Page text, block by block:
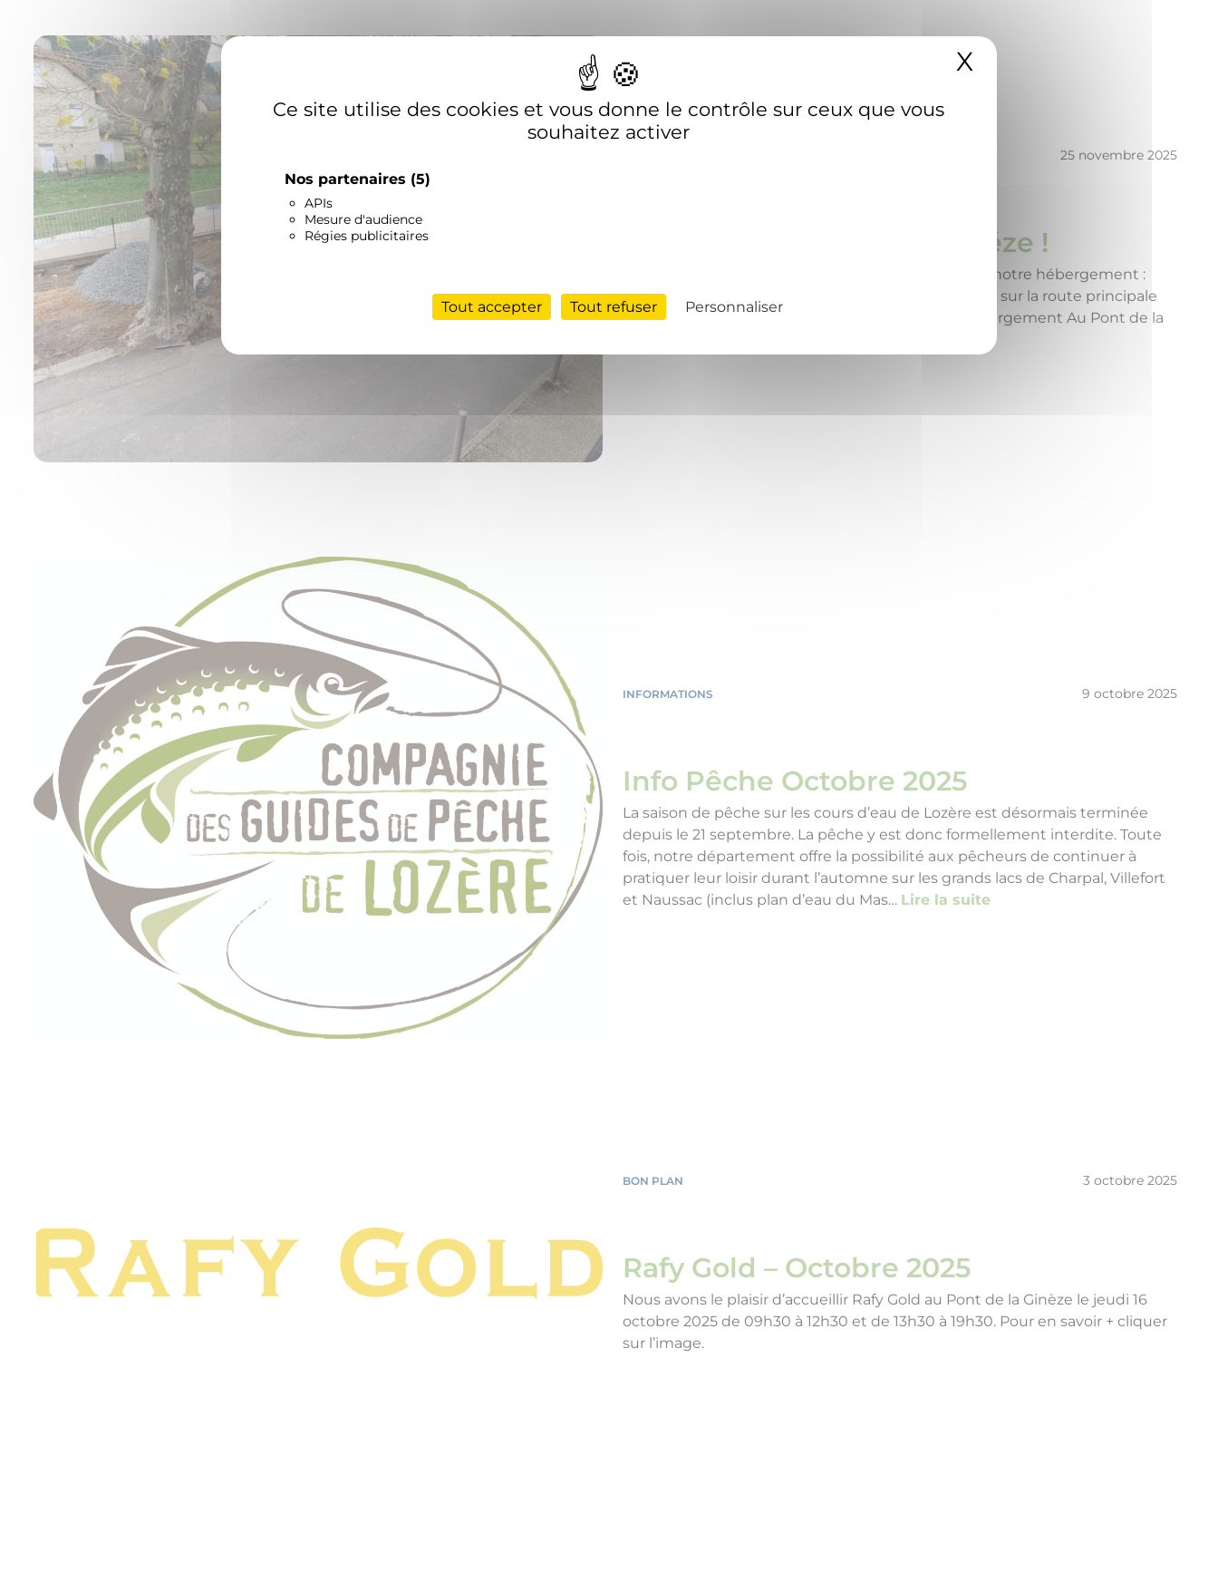
Ce site utilise des cookies et vous donne le contrôle sur ceux que vous
souhaitez activer
Nos partenaires (5)
APIs
Mesure d'audience
Régies publicitaires
Tout accepter Tout refuser Personnaliser
X Masquer le
25 novembre 2025
Parking Au Pont de la Ginéze !
« profitez d’un séjour encore plus confortable dans notre hébergement :
nous avons mis à profit l’arrière-saison et les travaux sur la route principale
pour rénover entiérement le parking de notre hébergement Au Pont de la
INFORMATIONS 9 octobre 2025
Info Pêche Octobre 2025
La saison de pêche sur les cours d’eau de Lozère est désormais terminée
depuis le 21 septembre. La pêche y est donc formellement interdite. Toute
fois, notre département offre la possibilité aux pêcheurs de continuer à
pratiquer leur loisir durant l’automne sur les grands lacs de Charpal, Villefort
et Naussac (inclus plan d’eau du Mas… Lire la suite
BON PLAN 3 octobre 2025
Rafy Gold – Octobre 2025
Nous avons le plaisir d’accueillir Rafy Gold au Pont de la Ginèze le jeudi 16
octobre 2025 de 09h30 à 12h30 et de 13h30 à 19h30. Pour en savoir + cliquer
sur l’image.